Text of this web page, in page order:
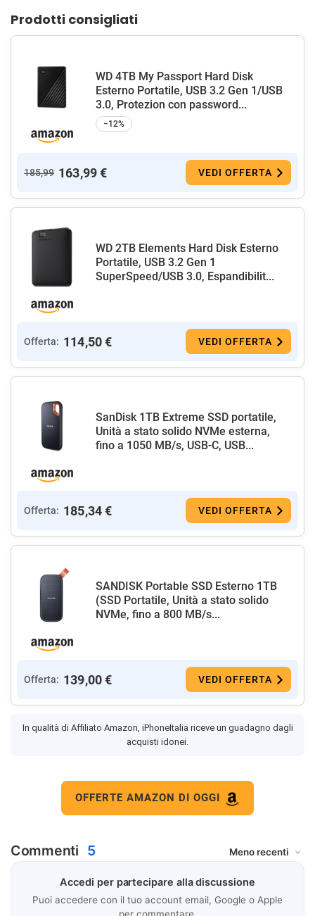
Prodotti consigliati
WD 4TB My Passport Hard Disk
Esterno Portatile, USB 3.2 Gen 1/USB
3.0, Protezion con password...
−12%
185,99 163,99 € VEDI OFFERTA
WD 2TB Elements Hard Disk Esterno
Portatile, USB 3.2 Gen 1
SuperSpeed/USB 3.0, Espandibilit...
Offerta: 114,50 € VEDI OFFERTA
SanDisk 1TB Extreme SSD portatile,
Unità a stato solido NVMe esterna,
fino a 1050 MB/s, USB-C, USB...
Offerta: 185,34 € VEDI OFFERTA
SANDISK Portable SSD Esterno 1TB
(SSD Portatile, Unità a stato solido
NVMe, fino a 800 MB/s...
Offerta: 139,00 € VEDI OFFERTA
In qualità di Affiliato Amazon, iPhoneItalia riceve un guadagno dagli
acquisti idonei.
OFFERTE AMAZON DI OGGI
Commenti 5
Accedi per partecipare alla discussione
Puoi accedere con il tuo account email, Google o Apple